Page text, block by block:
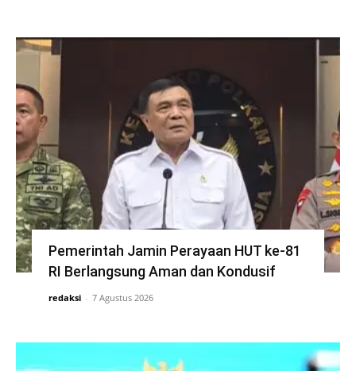
Pemerintah Jamin Perayaan HUT ke-81
RI Berlangsung Aman dan Kondusif
redaksi - 7 Agustus 2026